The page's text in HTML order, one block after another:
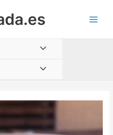
Alternar
menú
Alternar